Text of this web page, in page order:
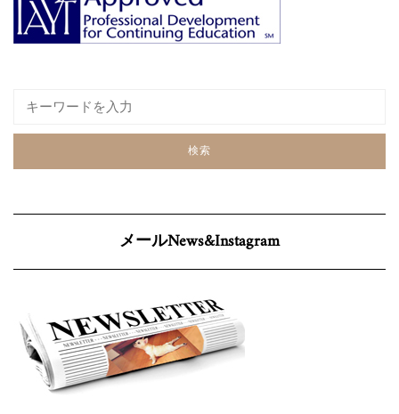
メールNews&Instagram